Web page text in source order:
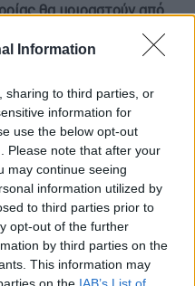
Information
sharing to third parties, or
information for
use the below opt-out
Please note that after your
may continue seeing
information utilized by
to third parties prior to
opt-out of the further
by third parties on the
This information may
θα μοιραστούν από